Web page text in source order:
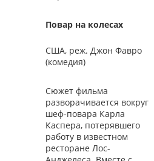
Повар на колесах
США, реж. Джон Фавро
(комедия)
Сюжет фильма
разворачивается вокруг
шеф-повара Карла
Каспера, потерявшего
работу в известном
ресторане Лос-